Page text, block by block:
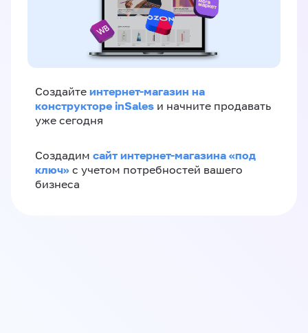
Создайте интернет-магазин на
конструкторе inSales и начните продавать
уже сегодня
Создадим сайт интернет-магазина «под
ключ» с учетом потребностей вашего
бизнеса